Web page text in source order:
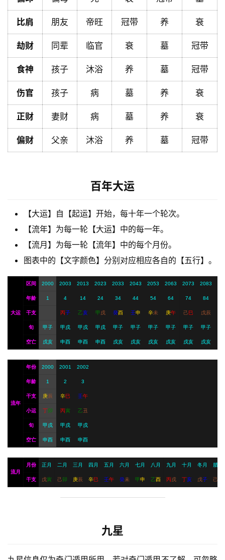
黄
历
占
卜
命
理
服
务
会
登录 注册
比肩 朋友 帝旺 冠带 养 衰
劫财 同辈 临官 衰 墓 冠带
食神 孩子 沐浴 养 墓 冠带
伤官 孩子 病 墓 养 衰
正财 妻财 病 墓 养 衰
偏财 父亲 沐浴 养 墓 冠带
百年大运
【大运】自【起运】开始，每十年一个轮次。
【流年】为每一轮【大运】中的每一年。
【流月】为每一轮【流年】中的每个月份。
图表中的【文字颜色】分别对应相应各自的【五行】。
大运
区间 2000 2003 2013 2023 2033 2043 2053 2063 2073 2083
年龄 1 4 14 24 34 44 54 64 74 84
干支 丙子 乙亥 甲 戌 癸酉 壬申 辛未 庚午 己巳 戊辰
旬 甲子 甲戌 甲戌 甲戌 甲子 甲子 甲子 甲子 甲子 甲子
空亡 戌亥 申酉 申酉 申酉 戌亥 戌亥 戌亥 戌亥 戌亥 戌亥
流年
年份 2000 2001 2002
年龄 1 2 3
干支 庚辰 辛巳 壬午
小运 丁卯 丙寅 乙丑
旬 甲戌 甲戌 甲戌
空亡 申酉 申酉 申酉
流月
月份 正月 二月 三月 四月 五月 六月 七月 八月 九月 十月 冬月 腊月
干支 戊寅 己卯 庚辰 辛巳 壬午 癸未 甲申 乙酉 丙戌 丁亥 戊子 己
九星